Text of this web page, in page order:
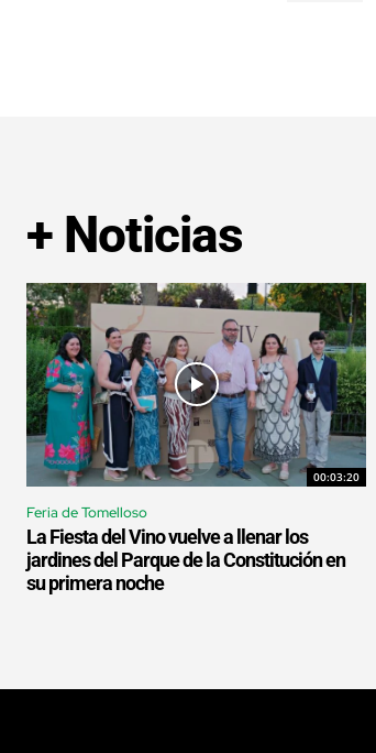
+ Noticias
00:03:20
Feria de Tomelloso
La Fiesta del Vino vuelve a llenar los
jardines del Parque de la Constitución en
su primera noche